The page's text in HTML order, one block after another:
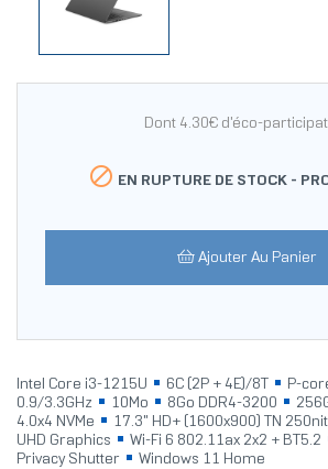
Dont 4.30€ d'éco-
 EN RUPTURE DE STOCK -
Ajouter Au Panier
Intel Core i3-1215U 6C (2P + 4E)/8T P-
0.9/3.3GHz
10Mo 8Go DDR4-3200
4.0x4 NVMe
17.3" HD+ (1600x900) TN
UHD Graphics
Wi-Fi 6 802.11ax 2x2 + BT5.2
Privacy Shutter
Windows 11 Home